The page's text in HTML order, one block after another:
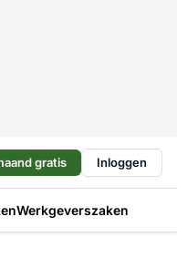
gratis Inloggen
Werkgeverszaken